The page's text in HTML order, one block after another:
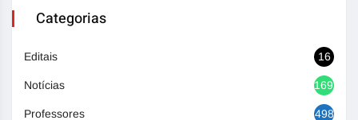
Categorias
Editais 16
Notícias 1692
Professores 498